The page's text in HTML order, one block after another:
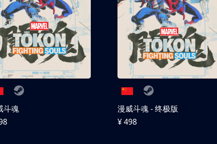
斗魂
漫威斗魂 - 终极版
¥ 498